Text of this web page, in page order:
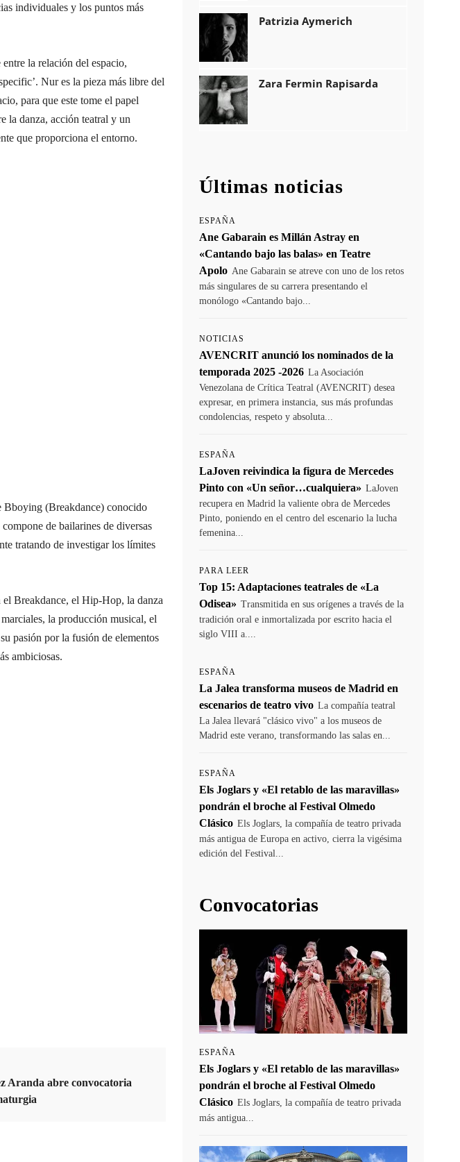
individuales y los puntos más
la relación del espacio,
Nur es la pieza más libre del
para que este tome el papel
la danza, acción teatral y un
que proporciona el entorno.
Bboying (Breakdance) conocido
de bailarines de diversas
tratando de investigar los límites
el Breakdance, el Hip-Hop, la danza
la producción musical, el
pasión por la fusión de elementos
ambiciosas.
Aranda abre convocatoria
Patrizia Aymerich
Zara Fermin Rapisarda
Últimas noticias
ESPAÑA
Ane Gabarain es Millán Astray en
«Cantando bajo las balas» en Teatre
Apolo Ane Gabarain se atreve con uno de los retos
más singulares de su carrera presentando el
monólogo «Cantando bajo...
NOTICIAS
AVENCRIT anunció los nominados de la
temporada 2025 -2026 La Asociación
Venezolana de Crítica Teatral (AVENCRIT) desea
expresar, en primera instancia, sus más profundas
condolencias, respeto y absoluta...
ESPAÑA
LaJoven reivindica la figura de Mercedes
Pinto con «Un señor…cualquiera» LaJoven
recupera en Madrid la valiente obra de Mercedes
Pinto, poniendo en el centro del escenario la lucha
femenina...
PARA LEER
Top 15: Adaptaciones teatrales de «La
Odisea» Transmitida en sus orígenes a través de la
tradición oral e inmortalizada por escrito hacia el
siglo VIII a....
ESPAÑA
La Jalea transforma museos de Madrid en
escenarios de teatro vivo La compañía teatral
La Jalea llevará "clásico vivo" a los museos de
Madrid este verano, transformando las salas en...
ESPAÑA
Els Joglars y «El retablo de las maravillas»
pondrán el broche al Festival Olmedo
Clásico Els Joglars, la compañía de teatro privada
más antigua de Europa en activo, cierra la vigésima
edición del Festival...
Convocatorias
ESPAÑA
Els Joglars y «El retablo de las maravillas»
pondrán el broche al Festival Olmedo
Clásico Els Joglars, la compañía de teatro privada
más antigua...